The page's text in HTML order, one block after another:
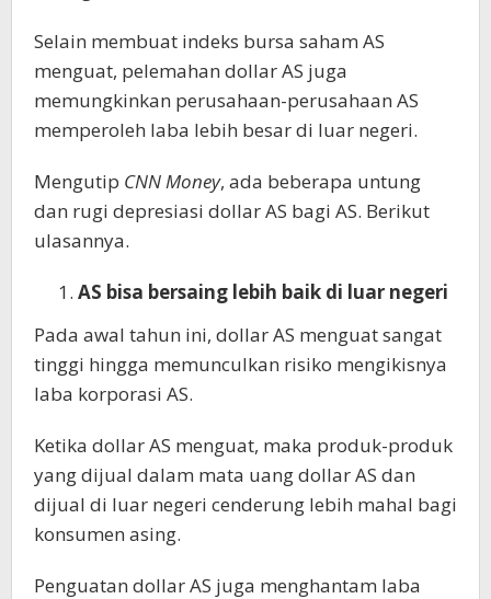
Selain membuat indeks bursa saham AS
menguat, pelemahan dollar AS juga
memungkinkan perusahaan-perusahaan AS
memperoleh laba lebih besar di luar negeri.
Mengutip CNN Money, ada beberapa untung
dan rugi depresiasi dollar AS bagi AS. Berikut
ulasannya.
AS bisa bersaing lebih baik di luar negeri
Pada awal tahun ini, dollar AS menguat sangat
tinggi hingga memunculkan risiko mengikisnya
laba korporasi AS.
Ketika dollar AS menguat, maka produk-produk
yang dijual dalam mata uang dollar AS dan
dijual di luar negeri cenderung lebih mahal bagi
konsumen asing.
Penguatan dollar AS juga menghantam laba